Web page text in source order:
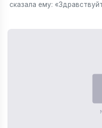
сказала ему: